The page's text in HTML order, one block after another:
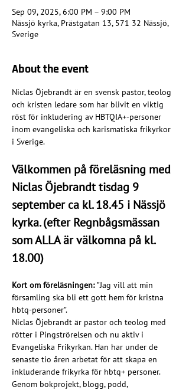
Sep 09, 2025, 6:00 PM – 9:00 PM
Nässjö kyrka, Prästgatan 13, 571 32 Nässjö,
Sverige
About the event
Niclas Öjebrandt är en svensk pastor, teolog
och kristen ledare som har blivit en viktig
röst för inkludering av HBTQIA+-personer
inom evangeliska och karismatiska frikyrkor
i Sverige.
Välkommen på föreläsning med
Niclas Öjebrandt tisdag 9
september ca kl. 18.45 i Nässjö
kyrka. (efter Regnbågsmässan
som ALLA är välkomna på kl.
18.00)
Kort om föreläsningen: ”Jag vill att min
församling ska bli ett gott hem för kristna
hbtq-personer”.
Niclas Öjebrandt är pastor och teolog med
rötter i Pingströrelsen och nu aktiv i
Evangeliska Frikyrkan. Han har under de
senaste tio åren arbetat för att skapa en
inkluderande frikyrka för hbtq+ personer.
Genom bokprojekt, blogg, podd,